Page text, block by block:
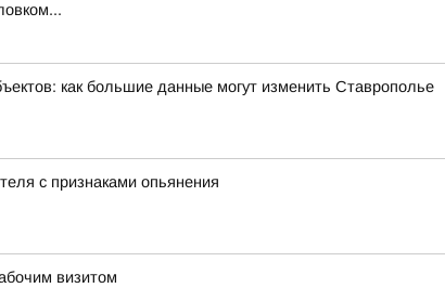
как большие данные могут изменить Ставрополье
с признаками опьянения
визитом